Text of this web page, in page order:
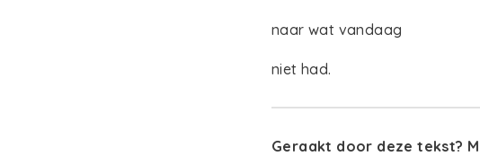
naar wat vandaag
niet had.
Geraakt door deze tekst?